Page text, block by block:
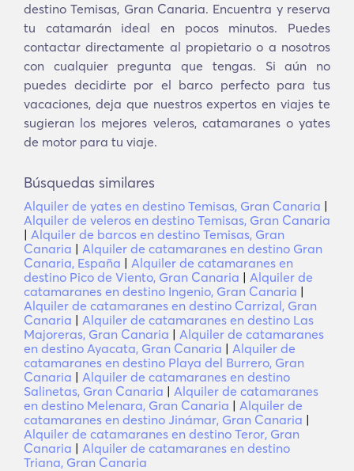
destino Temisas, Gran Canaria. Encuentra y reserva
tu catamarán ideal en pocos minutos. Puedes
contactar directamente al propietario o a nosotros
con cualquier pregunta que tengas. Si aún no
puedes decidirte por el barco perfecto para tus
vacaciones, deja que nuestros expertos en viajes te
sugieran los mejores veleros, catamaranes o yates
de motor para tu viaje.
Búsquedas similares
Alquiler de yates en destino Temisas, Gran Canaria |
Alquiler de veleros en destino Temisas, Gran Canaria
| Alquiler de barcos en destino Temisas, Gran
Canaria | Alquiler de catamaranes en destino Gran
Canaria, España | Alquiler de catamaranes en
destino Pico de Viento, Gran Canaria | Alquiler de
catamaranes en destino Ingenio, Gran Canaria |
Alquiler de catamaranes en destino Carrizal, Gran
Canaria | Alquiler de catamaranes en destino Las
Majoreras, Gran Canaria | Alquiler de catamaranes
en destino Ayacata, Gran Canaria | Alquiler de
catamaranes en destino Playa del Burrero, Gran
Canaria | Alquiler de catamaranes en destino
Salinetas, Gran Canaria | Alquiler de catamaranes
en destino Melenara, Gran Canaria | Alquiler de
catamaranes en destino Jinámar, Gran Canaria |
Alquiler de catamaranes en destino Teror, Gran
Canaria | Alquiler de catamaranes en destino
Triana, Gran Canaria